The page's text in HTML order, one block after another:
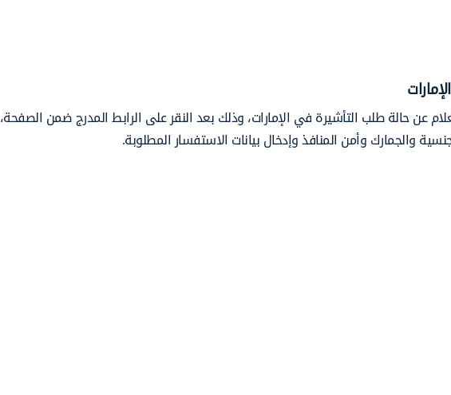
عن حالة طلب التأشيرة في الإمارات، وذلك بعد النقر على الرابط المدرج ضمن الصفحة،
والجمارك وأمن المنافذ وإدخال بيانات الاستفسار المطلوبة.